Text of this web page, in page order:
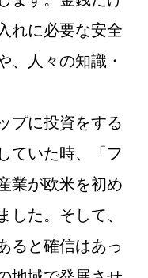
れに必要な安全
、人々の知識・
プに投資をする
ていた時、「フ
業が欧米を初め
た。そして、
ると確信はあっ